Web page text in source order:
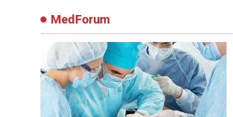
MedForum